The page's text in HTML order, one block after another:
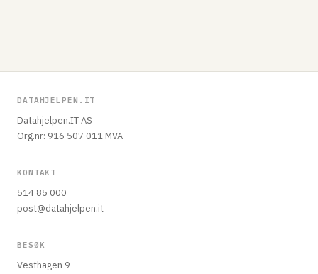
DATAHJELPEN.IT
Datahjelpen.IT AS
Org.nr: 916 507 011 MVA
KONTAKT
514 85 000
post@datahjelpen.it
BESØK
Vesthagen 9